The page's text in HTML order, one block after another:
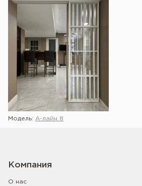
Модель: А-лайн 8
Компания
О нас